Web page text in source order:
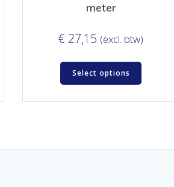
meter
€ 27,15 (excl. btw)
Select options